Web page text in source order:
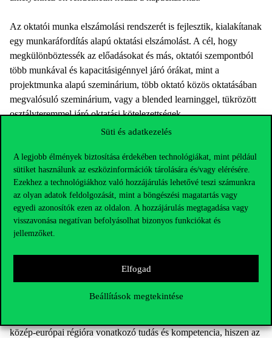
Süti és adatkezelés
A legjobb élmények biztosítása érdekében technológiákat, mint például
sütiket használunk az eszközinformációk tárolására és/vagy elérésére.
Ezekhez a technológiákhoz való hozzájárulás lehetővé teszi számunkra
az olyan adatok feldolgozását, mint a böngészési magatartás vagy
egyedi azonosítók ezen az oldalon. A hozzájárulás megtagadása vagy
visszavonása negatívan befolyásolhat bizonyos funkciókat és
jellemzőket.
Elfogad
Beállítások megtekintése
Az oktatói munka elszámolási rendszerét is fejlesztik, kialakítanak
egy munkaráfordítás alapú oktatási elszámolást. A cél, hogy
megkülönböztessék az előadásokat és más, oktatói szempontból
több munkával és kapacitásigénnyel járó órákat, mint a
projektmunka alapú szeminárium, több oktató közös oktatásában
megvalósuló szeminárium, vagy a blended learninggel, tükrözött
osztályteremmel járó oktatási kötelezettségek.
Hosszútávú digitális oktatási fejlesztések
A projekteket bemutató prezentációt követően kérdésekre is
válaszolt Szabó Lajos, többek között a koronavírus járvány alatt
bevezetett távoktatási módszerek hosszú távú megtartásával
kapcsolatban érkezett hozzá kérdés. A rektorhelyettes szerint ezek
felgyorsították a folyamatot, így a technikai lehetőségek
közép-európai régióra vonatkozó tudás és kompetencia, hiszen az